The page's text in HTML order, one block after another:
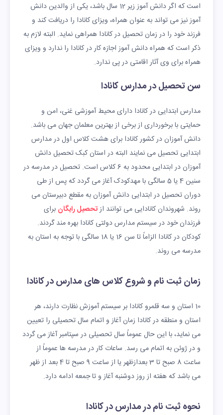
است که اگر دانش آموز زیر 12 سال باشد، یکی از والدین دانش
آموز نیز می تواند به عنوان همراه، ویزای کانادا را دریافت کند و
فرزند خود را در زمان تحصیل در کانادا همراهی نماید. البته لازم به
ذکر است که همراه دانش آموز اجازه کار در کانادا را ندارد و ویزای
همراه برای وی آثار اقامتی در پی ندارد.
سن تحصیل در مدارس کانادا
مدارس ابتدایی در کانادا دارای محیط آموزشی غنی، امن و
حمایتی با برخورداری از برخی از بهترین معلمان جهان می باشد.
دانش آموزان در کشور کانادا برای هشت کلاس اول در مدارس
ابتدایی تحصیل می نمایند البته در استان کبک تحصیل دانش
آموزان در ابتدایی محدود به 6 کلاس است. تحصیل در مدرسه در
سنین 4 یا 5 سالگی با مهدکودک آغاز می گردد که پس از طی
دوران تحصیل در ابتدایی دانش آموزان به مقطع دبیرستان می
روند. شهروندان کانادایی می توانند ازتحصیل رایگان برای
فرزندان خود در سیستم مدارس دولتی کانادا بهره مند گردند.
کودکان در کانادا الزاماً تا سن 16 یا 18 سالگی با توجه به استان به
مدرسه می روند.
زمان ثبت نام و شروع کلاس های مدارس در کانادا
10 استان و سه قلمرو کانادا بر سیستم آموزش نظارت دارند، هر
استان و منطقه در کانادا زمان آغاز و اتمام سال تحصیلی را تعیین
می نماید، با این حال عموماً سال تحصیلی در سپتامبر آغاز می گردد
و در ژوئن به اتمام می رسد. ساعات کار در مدرسه ها عموماً از
ساعت 8 صبح تا 3 بعدازظهر یا از ساعت 9 صبح تا 4 بعد از ظهر
می باشد که هفته از روز دوشنبه آغاز و تا جمعه ادامه دارد.
نحوه ثبت نام در مدارس در کانادا